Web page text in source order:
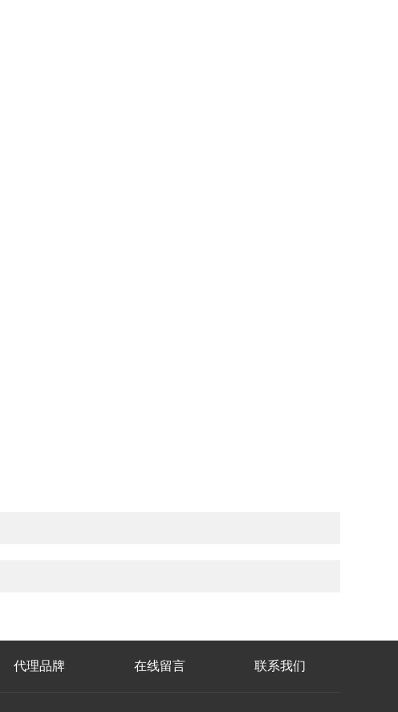
代理品牌 在线留言 联系我们